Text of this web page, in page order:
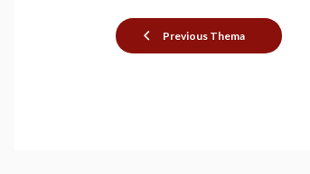
Previous Thema